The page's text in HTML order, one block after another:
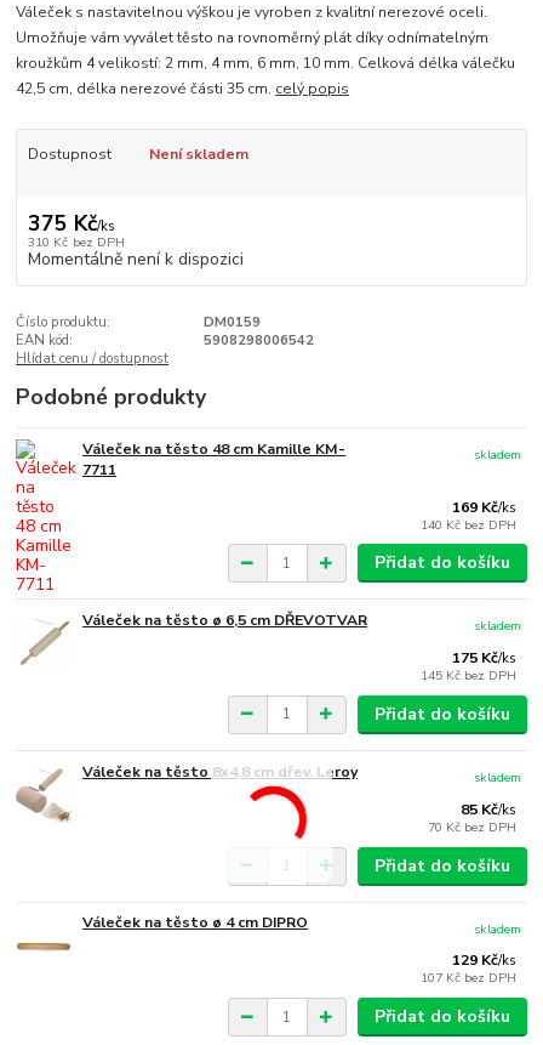
Váleček s nastavitelnou výškou je vyroben z kvalitní nerezové oceli.
Umožňuje vám vyválet těsto na rovnoměrný plát díky odnímatelným
kroužkům 4 velikostí: 2 mm, 4 mm, 6 mm, 10 mm. Celková délka válečku
42,5 cm, délka nerezové části 35 cm. celý popis
Dostupnost Není skladem
375 Kč/ks
310 Kč bez DPH
Momentálně není k dispozici
Číslo produktu:
DM0159
EAN kód:
5908298006542
Hlídat cenu / dostupnost
Podobné produkty
Váleček na těsto 48 cm Kamille KM-
7711
169 Kč/ks
140 Kč bez DPH
skladem
Přidat do košíku
Váleček na těsto ø 6,5 cm DŘEVOTVAR
175 Kč/ks
145 Kč bez DPH
skladem
Přidat do košíku
Váleček na těsto 8x4,8 cm dřev. Leroy
85 Kč/ks
70 Kč bez DPH
skladem
Přidat do košíku
Váleček na těsto ø 4 cm DIPRO
129 Kč/ks
107 Kč bez DPH
skladem
Přidat do košíku